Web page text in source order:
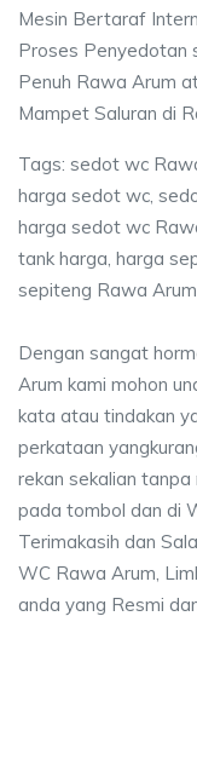
Mesin Bertaraf
Proses Penyedotan
Penuh Rawa Arum
Mampet Saluran di
Tags: sedot wc
harga sedot wc,
harga sedot wc
tank harga, harga
sepiteng Rawa
Dengan sangat
Arum kami mohon
kata atau tindakan
perkataan
rekan sekalian
pada tombol dan di
Terimakasih dan
WC Rawa Arum,
anda yang Resmi